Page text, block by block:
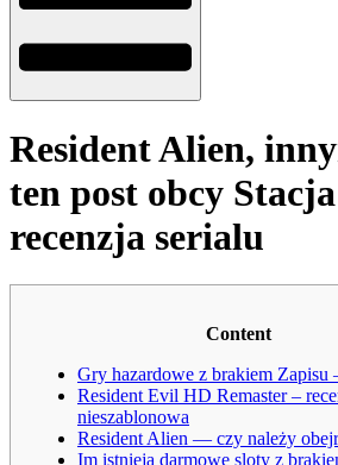
Resident Alien,
ten post obcy
recenzja serialu
Content
Gry hazardowe z brakiem Zapisu
Resident Evil HD Remaster –
nieszablonowa
Resident Alien — czy należy
Im istnieją darmowe sloty z